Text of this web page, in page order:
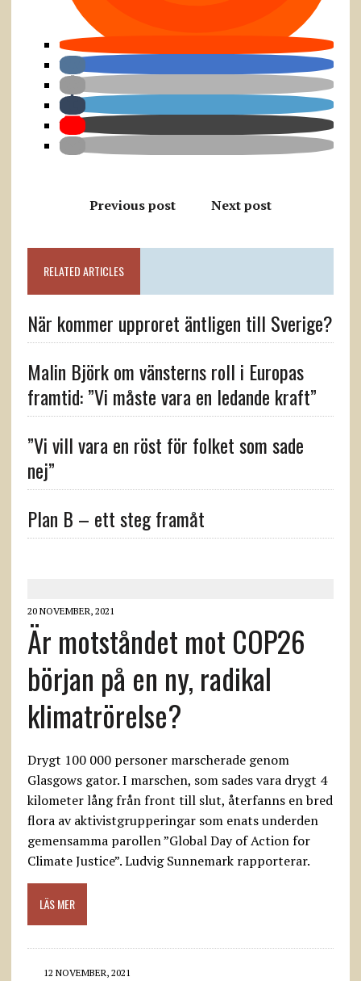
Previous post Next post
RELATED ARTICLES
När kommer upproret äntligen till Sverige?
Malin Björk om vänsterns roll i Europas
framtid: ”Vi måste vara en ledande kraft”
”Vi vill vara en röst för folket som sade
nej”
Plan B – ett steg framåt
20 NOVEMBER, 2021
Är motståndet mot COP26
början på en ny, radikal
klimatrörelse?
Drygt 100 000 personer marscherade genom
Glasgows gator. I marschen, som sades vara drygt 4
kilometer lång från front till slut, återfanns en bred
flora av aktivistgrupperingar som enats underden
gemensamma parollen ”Global Day of Action for
Climate Justice”. Ludvig Sunnemark rapporterar.
LÄS MER
12 NOVEMBER, 2021